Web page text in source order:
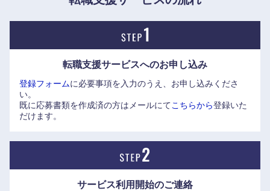
転職支援サービスへのお申し込み
登録フォームに必要事項を入力のうえ、お申し込みくださ
い。
既に応募書類を作成済の方はメールにてこちらから登録いた
だけます。
サービス利用開始のご連絡